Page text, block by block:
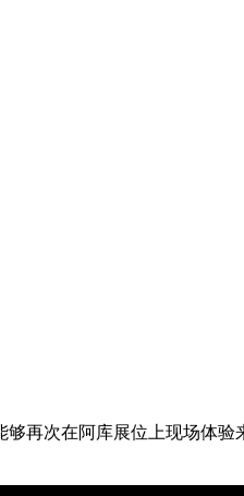
再次在阿库展位上现场体